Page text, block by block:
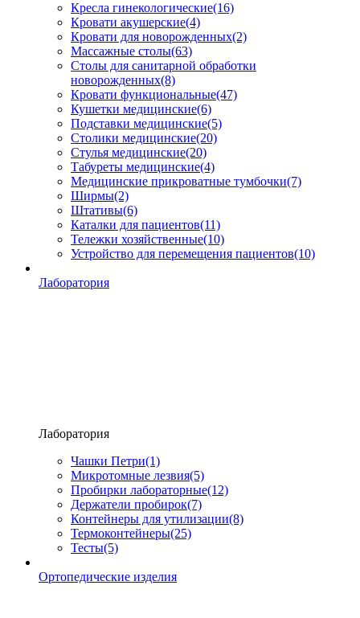
Кресла гинекологические(16)
Кровати акушерские(4)
Кровати для новорожденных(2)
Массажные столы(63)
Столы для санитарной обработки
новорожденных(8)
Кровати функциональные(47)
Кушетки медицинские(6)
Подставки медицинские(5)
Столики медицинские(20)
Стулья медицинские(20)
Табуреты медицинские(4)
Медицинские прикроватные тумбочки(7)
Ширмы(2)
Штативы(6)
Каталки для пациентов(11)
Тележки хозяйственные(10)
Устройство для перемещения пациентов(10)
Лаборатория
Лаборатория
Чашки Петри(1)
Микротомные лезвия(5)
Пробирки лабораторные(12)
Держатели пробирок(7)
Контейнеры для утилизации(8)
Термоконтейнеры(25)
Тесты(5)
Ортопедические изделия